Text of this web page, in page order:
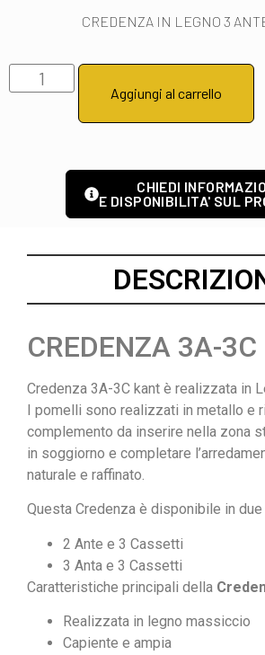
CREDENZA IN LEGNO 3
Aggiungi al carrello
CHIEDI
E DISPONIBILITA' SUL
CREDENZA 3A-
Credenza 3A-3C kant è realizzata in
I pomelli sono realizzati in metallo e
complemento da inserire nella zona
in soggiorno e completare
naturale e raffinato.
Questa Credenza è disponibile in due
2 Ante e 3 Cassetti
3 Anta e 3 Cassetti
Caratteristiche principali della
Realizzata in legno massiccio
Capiente e ampia